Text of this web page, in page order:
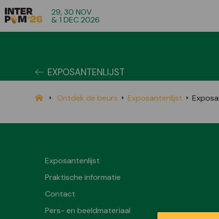
29, 30 NOV
& 1 DEC 2026
EXPOSANTENLIJST
Ontdek de beurs Exposantenlijst
Exposantenlijst
Praktische informatie
Contact
Pers- en beeldmateriaal